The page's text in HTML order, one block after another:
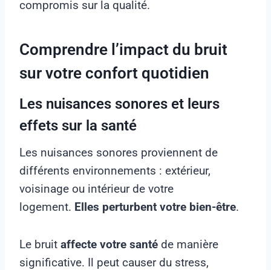
compromis sur la qualité.
Comprendre l’impact du bruit
sur votre confort quotidien
Les nuisances sonores et leurs
effets sur la santé
Les nuisances sonores proviennent de
différents environnements : extérieur,
voisinage ou intérieur de votre
logement. Elles perturbent votre bien-être.
Le bruit affecte votre santé de manière
significative. Il peut causer du stress,